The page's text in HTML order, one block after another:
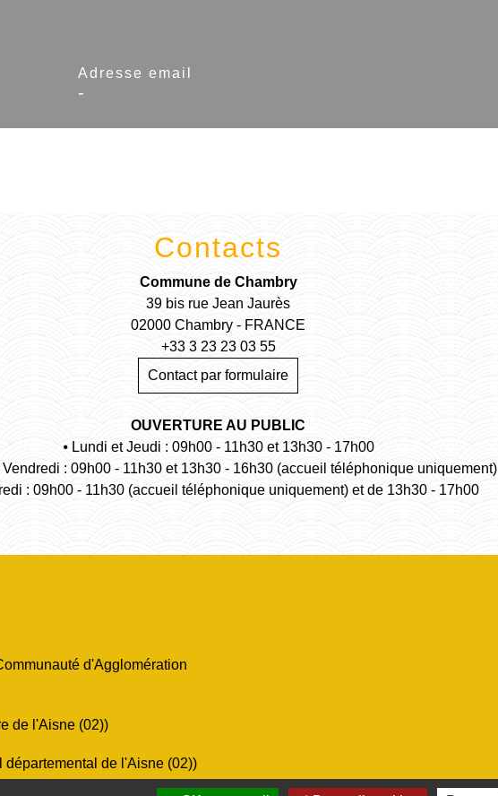
Adresse email
-
Contacts
Commune de Chambry
39 bis rue Jean Jaurès
02000 Chambry - FRANCE
+33 3 23 23 03 55
Contact par formulaire
OUVERTURE AU PUBLIC
⦁ Lundi et Jeudi : 09h00 - 11h30 et 13h30 - 17h00
Vendredi : 09h00 - 11h30 et 13h30 - 16h30 (accueil téléphonique uniquement)
: 09h00 - 11h30 (accueil téléphonique uniquement) et de 13h30 - 17h00
d'Agglomération
de l'Aisne (02))
de l'Aisne (02))